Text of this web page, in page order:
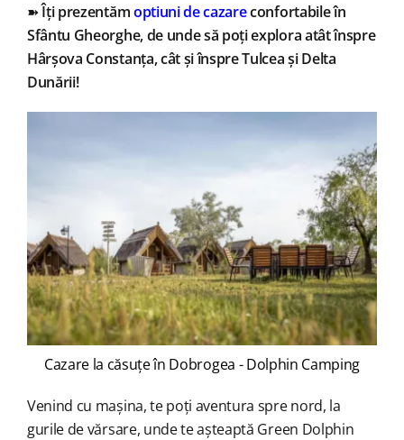
➽Îți prezentămoptiuni de cazareconfortabile în
Sfântu Gheorghe, de unde să poți explora atât înspre
Hârșova Constanța, cât și înspre Tulcea și Delta
Dunării!
Cazare la căsuțe în Dobrogea - Dolphin Camping
Venind cu mașina, te poți aventura spre nord, la
gurile de vărsare, unde te așteaptă Green Dolphin